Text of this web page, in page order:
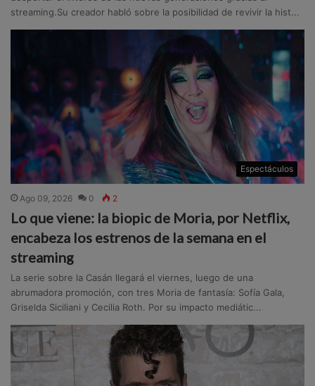
streaming.Su creador habló sobre la posibilidad de revivir la hist...
Espectáculos
Ago 09, 2026 0 2
Lo que viene: la biopic de Moria, por Netflix,
encabeza los estrenos de la semana en el
streaming
La serie sobre la Casán llegará el viernes, luego de una
abrumadora promoción, con tres Moria de fantasía: Sofía Gala,
Griselda Siciliani y Cecilia Roth. Por su impacto mediátic...